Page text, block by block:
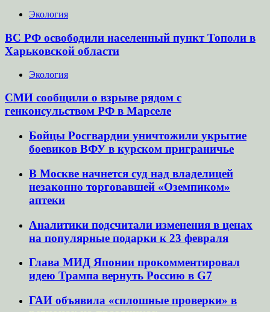
Экология
ВС РФ освободили населенный пункт Тополи в
Харьковской области
Экология
СМИ сообщили о взрыве рядом с
генконсульством РФ в Марселе
Бойцы Росгвардии уничтожили укрытие
боевиков ВФУ в курском приграничье
В Москве начнется суд над владелицей
незаконно торговавшей «Оземпиком»
аптеки
Аналитики подсчитали изменения в ценах
на популярные подарки к 23 февраля
Глава МИД Японии прокомментировал
идею Трампа вернуть Россию в G7
ГАИ объявила «сплошные проверки» в